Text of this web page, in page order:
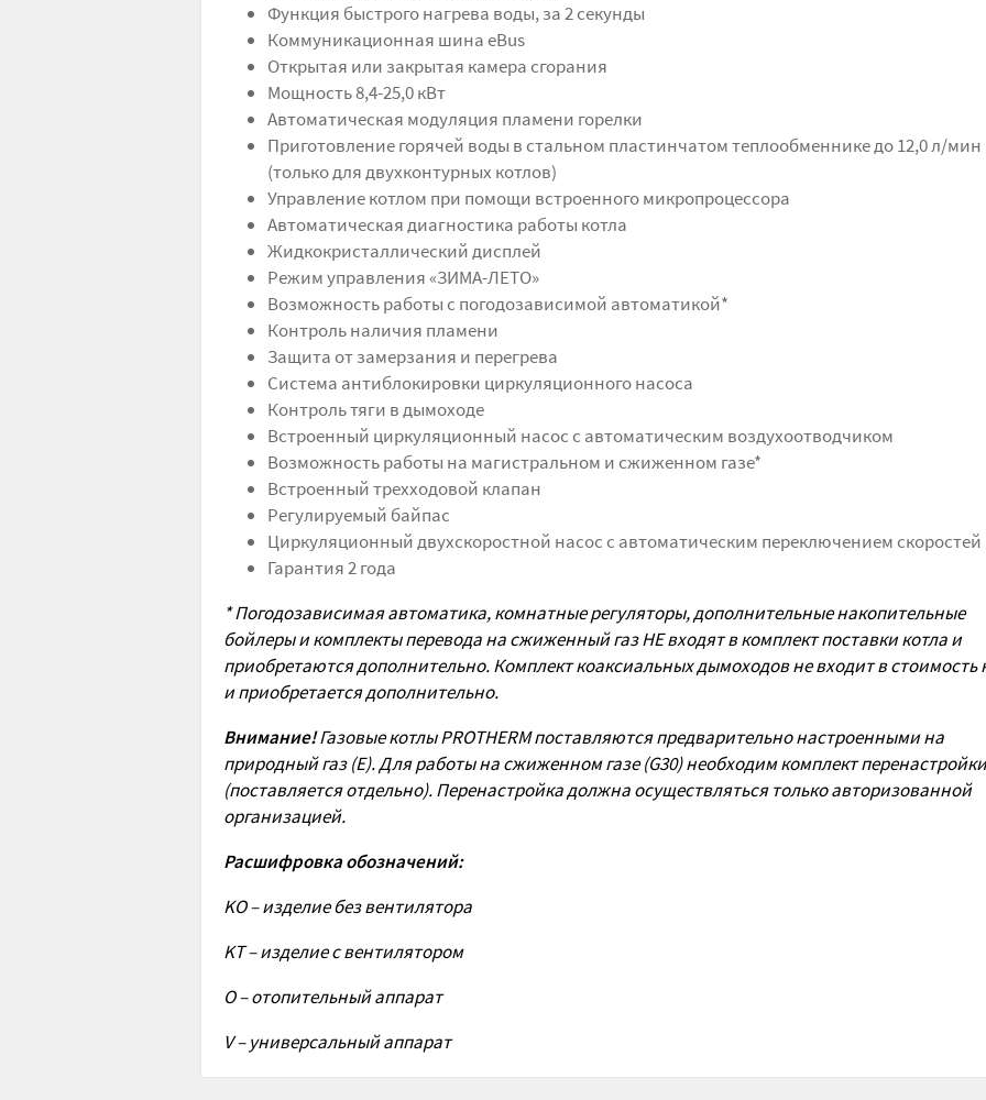
Функция быстрого нагрева воды, за 2 секунды
Коммуникационная шина eBus
Открытая или закрытая камера сгорания
Мощность 8,4-25,0 кВт
Автоматическая модуляция пламени горелки
Приготовление горячей воды в стальном пластинчатом теплообменнике до 12,0 л/мин
(только для двухконтурных котлов)
Управление котлом при помощи встроенного микропроцессора
Автоматическая диагностика работы котла
Жидкокристаллический дисплей
Режим управления «ЗИМА-ЛЕТО»
Возможность работы с погодозависимой автоматикой*
Контроль наличия пламени
Защита от замерзания и перегрева
Система антиблокировки циркуляционного насоса
Контроль тяги в дымоходе
Встроенный циркуляционный насос с автоматическим воздухоотводчиком
Возможность работы на магистральном и сжиженном газе*
Встроенный трехходовой клапан
Регулируемый байпас
Циркуляционный двухскоростной насос с автоматическим переключением скоростей
Гарантия 2 года
* Погодозависимая автоматика, комнатные регуляторы, дополнительные накопительные
бойлеры и комплекты перевода на сжиженный газ НЕ входят в комплект поставки котла и
приобретаются дополнительно.Комплект коаксиальных дымоходов не входит в стоимость
и приобретается дополнительно.
Внимание!Газовые котлы PROTHERM поставляются предварительно настроенными на
природный газ (Е). Для работы на сжиженном газе (G30)необходим комплект перенастройки
(поставляется отдельно). Перенастройка должна осуществляться только авторизованной
организацией.
Расшифровка обозначений:
KO–изделие без вентилятора
KT– изделие с вентилятором
O– отопительный аппарат
V– универсальный аппарат